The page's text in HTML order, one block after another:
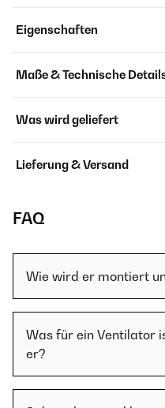
Eigenschaften
Maße & Technische
Was wird geliefert
Lieferung & Versand
FAQ
Wie wird er montiert
Was für ein Ventilator
er?